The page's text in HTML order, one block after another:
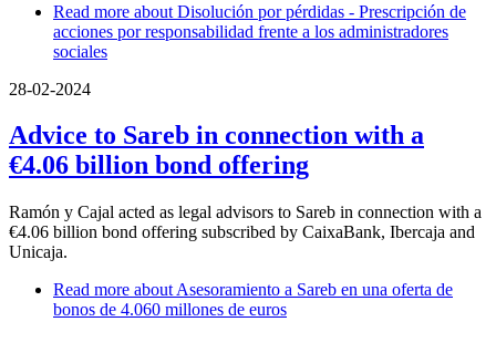
Read more about Disolución por pérdidas - Prescripción de
acciones por responsabilidad frente a los administradores
sociales
28-02-2024
Advice to Sareb in connection with a
€4.06 billion bond offering
Ramón y Cajal acted as legal advisors to Sareb in connection with a
€4.06 billion bond offering subscribed by CaixaBank, Ibercaja and
Unicaja.
Read more about Asesoramiento a Sareb en una oferta de
bonos de 4.060 millones de euros